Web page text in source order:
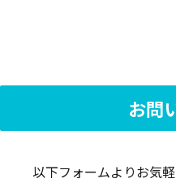
お問
以下フォームよりお気